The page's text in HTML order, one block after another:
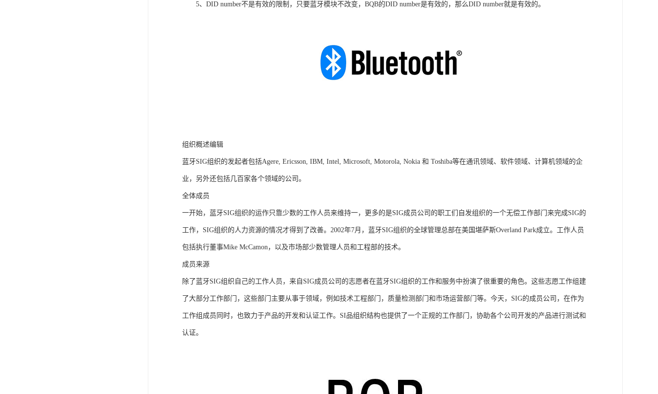
5、DID number不是有效的限制，只要蓝牙模块不改变，BQB的DID number是有效的，那么DID number就是有效的。
组织概述编辑
蓝牙SIG组织的发起者包括Agere, Ericsson, IBM, Intel, Microsoft, Motorola, Nokia 和 Toshiba等在通讯领域、软件领域、计算机领域的企
业，另外还包括几百家各个领域的公司。
全体成员
一开始，蓝牙SIG组织的运作只靠少数的工作人员来维持一，更多的是SIG成员公司的职工们自发组织的一个无偿工作部门来完成SIG的
工作，SIG组织的人力资源的情况才得到了改善。2002年7月，蓝牙SIG组织的全球管理总部在美国堪萨斯Overland Park成立。工作人员
包括执行董事Mike McCamon，以及市场部少数管理人员和工程部的技术。
成员来源
除了蓝牙SIG组织自己的工作人员，来自SIG成员公司的志愿者在蓝牙SIG组织的工作和服务中扮演了很重要的角色。这些志愿工作组建
了大部分工作部门，这些部门主要从事于领域，例如技术工程部门，质量检测部门和市场运营部门等。今天，SIG的成员公司，在作为
工作组成员同时，也致力于产品的开发和认证工作。SI品组织结构也提供了一个正规的工作部门，协助各个公司开发的产品进行测试和
认证。